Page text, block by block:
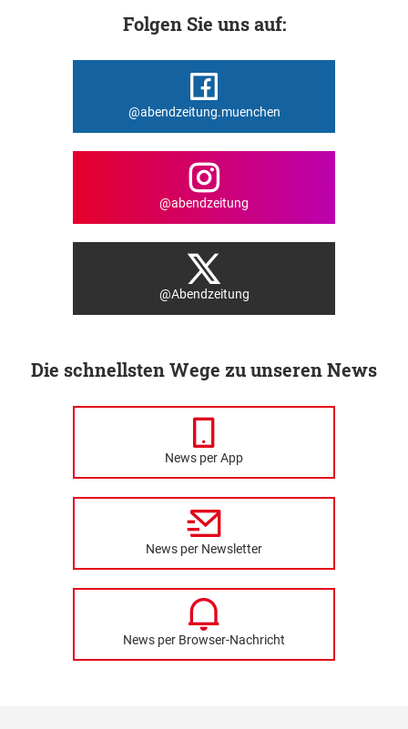
Folgen Sie uns auf:
@abendzeitung.muenchen
@abendzeitung
@Abendzeitung
Die schnellsten Wege zu unseren News
News per App
News per Newsletter
News per Browser-Nachricht